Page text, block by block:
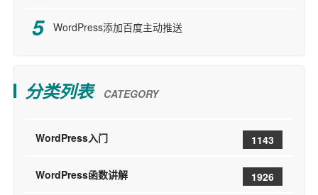
WordPress添加百度主动推送
分类列表 CATEGORY
WordPress入门 1143
WordPress函数讲解 1926